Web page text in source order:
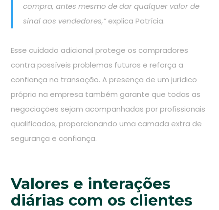
compra, antes mesmo de dar qualquer valor de
sinal aos vendedores,”explica Patrícia.
Esse cuidado adicional protege os compradores
contra possíveis problemas futuros e reforça a
confiança na transação. A presença de um jurídico
próprio na empresa também garante que todas as
negociações sejam acompanhadas por profissionais
qualificados, proporcionando uma camada extra de
segurança e confiança.
Valores e interações
diárias com os clientes